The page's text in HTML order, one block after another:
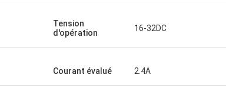
Tension
d'opération
16-32DC
Courant évalué 2.4A